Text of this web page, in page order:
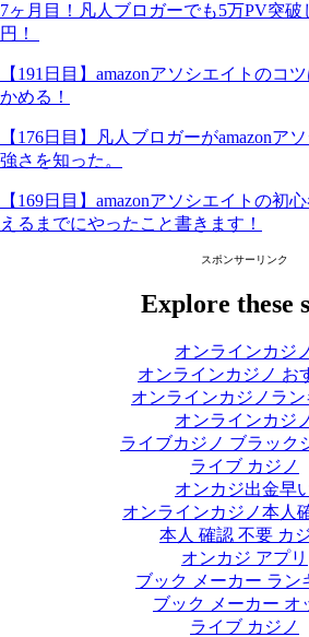
7ヶ月目！凡人ブロガーでも5万PV突
円！
【191日目】amazonアソシエイトのコ
かめる！
【176日目】凡人ブロガーがamazonア
強さを知った。
【169日目】amazonアソシエイトの初
えるまでにやったこと書きます！
スポンサーリンク
Explore these
オンラインカジ
オンラインカジノ お
オンラインカジノラ
オンラインカジ
ライブカジノ ブラック
ライブ カジノ
オンカジ出金早
オンラインカジノ本人
本人 確認 不要 カ
オンカジ アプリ
ブック メーカー ラン
ブック メーカー オ
ライブ カジノ